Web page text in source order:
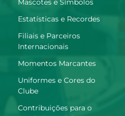
Estatísticas e Recordes
Filiais e Parceiros
Internacionais
Momentos Marcantes
Uniformes e Cores do
Clube
Contribuições para o